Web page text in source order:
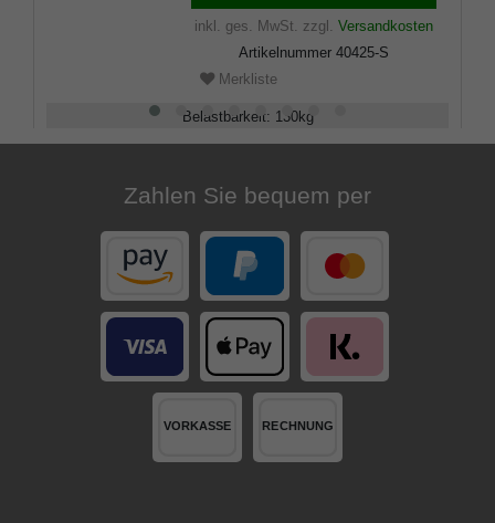
inkl. ges. MwSt. zzgl. Versandkosten
Artikelnummer 40425-S
Merkliste
Belastbarkeit: 130kg
Zahlen Sie bequem per